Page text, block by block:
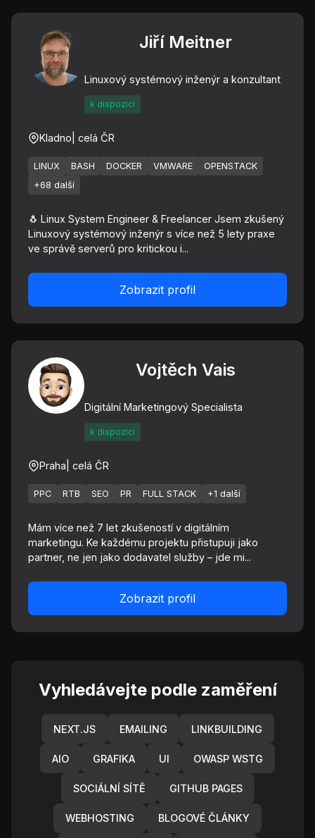
Jiří Meitner
Linuxový systémový inženýr a konzultant
k dispozici
Kladno | celá ČR
LINUX BASH DOCKER VMWARE
OPENSTACK
+68 další
🐧 Linux System Engineer & Freelancer Jsem zkušený
Linuxový systémový inženýr s více než 5 lety praxe
ve správě serverů pro kritickou i...
Zobrazit profil
Vojtěch Vais
Digitální Marketingový Specialista
k dispozici
Praha | celá ČR
PPC RTB SEO PR FULL STACK +1 další
Mám více než 7 let zkušeností v digitálním
marketingu. Ke každému projektu přistupuji jako
partner, ne jen jako dodavatel služby – jde mi...
Zobrazit profil
Vyhledávejte podle zaměření
NEXT.JS EMAILING LINKBUILDING
AIO GRAFIKA UI OWASP WSTG
SOCIÁLNÍ SÍTĚ GITHUB PAGES
WEBHOSTING BLOGOVÉ ČLÁNKY